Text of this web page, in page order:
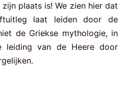
plaats is! We zien hier dat
laat leiden door de
de Griekse mythologie, in
leiding van de Heere door